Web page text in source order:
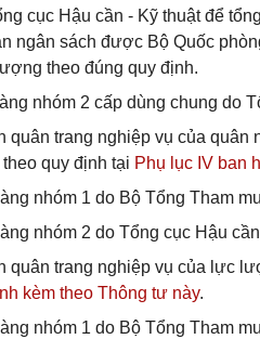
cục Hậu cần - Kỹ thuật để
ngân sách được Bộ Quốc
theo đúng quy định.
nhóm 2 cấp dùng chung do
quân trang nghiệp vụ của
quy định tại Phụ lục IV ban
nhóm 1 do Bộ Tổng Tham
nhóm 2 do Tổng cục Hậu
quân trang nghiệp vụ của lực
kèm theo Thông tư này.
nhóm 1 do Bộ Tổng Tham